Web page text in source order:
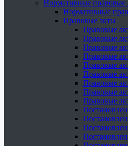
Нормативные правовые
Нормативные
Правовые акты
Правовые
Правовые
Правовые
Правовые
Правовые
Правовые
Правовые
Правовые
Правовые